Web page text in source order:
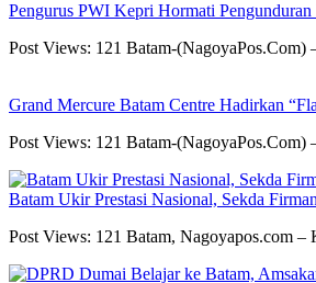
Pengurus PWI Kepri Hormati
Post Views: 121 Batam-
Grand Mercure Batam Centre Hadirkan
Post Views: 121 Batam-
Batam Ukir Prestasi Nasional, Sekda
Post Views: 121 Batam, Nagoyapos.com